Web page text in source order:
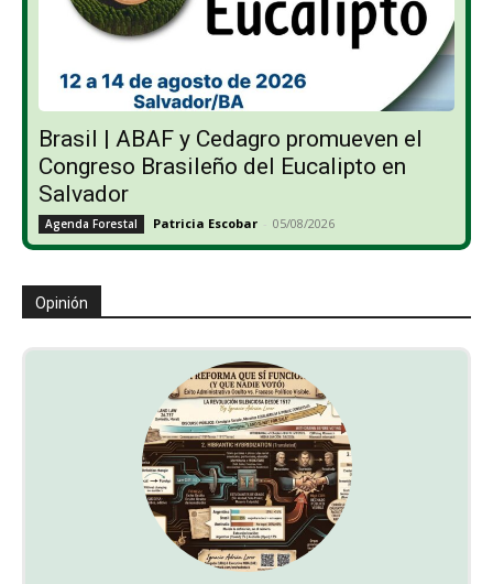
Brasil | ABAF y Cedagro promueven el
Congreso Brasileño del Eucalipto en
Salvador
Agenda Forestal Patricia Escobar - 05/08/2026
Opinión